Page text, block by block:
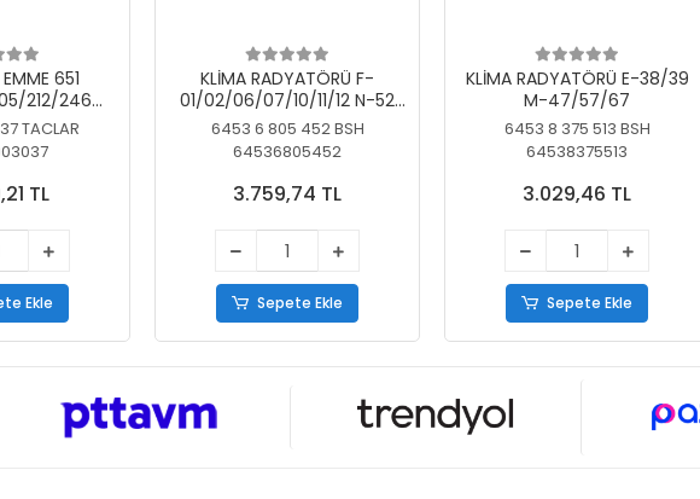
651
212/246
TACLAR
TL
Ekle
KLİMA RADYATÖRÜ F-
01/02/06/07/10/11/12 N-52
N/N-53/57/63
6453 6 805 452 BSH
64536805452
3.759,74 TL
Sepete Ekle
KLİMA RADYATÖRÜ E-38/39
M-47/57/67
6453 8 375 513 BSH
64538375513
3.029,46 TL
Sepete Ekle